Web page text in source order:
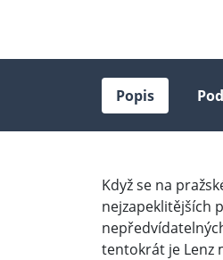
Popis
Když se na
nejzapeklitějších
tentokrát je Lenz